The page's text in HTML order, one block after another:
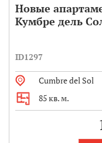
Новые
Кумбре дель
ID1297
Cumbre del Sol
85 кв. м.